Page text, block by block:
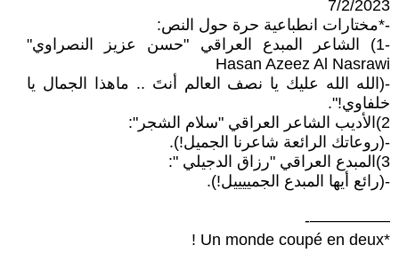
7/2/2023
-*مختارات انطباعية حرة حول النص:
-1) الشاعر المبدع العراقي "حسن عزيز النصراوي"
Hasan Azeez Al Nasrawi
-(الله الله عليك يا نصف العالم أنتَ .. ماهذا الجمال يا
خلفاوي!".
2)الأديب الشاعر العراقي "سلام الشجر":
-(روعاتك الرائعة شاعرنا الجميل!).
3)المبدع العراقي "رزاق الدجيلي ":
-(رائع أيها المبدع الجمييييل!).
—————-
*Un monde coupé en deux !